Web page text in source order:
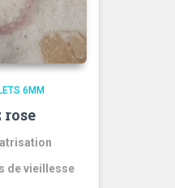
6MM
rose
de vieillesse